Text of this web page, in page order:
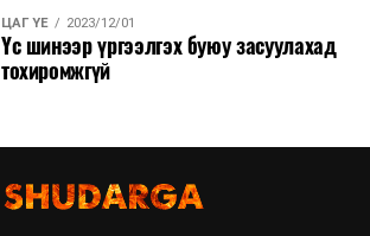
ЦАГ ҮЕ 2023/12/01
Үс шинээр үргээлгэх буюу засуулахад
тохиромжгүй